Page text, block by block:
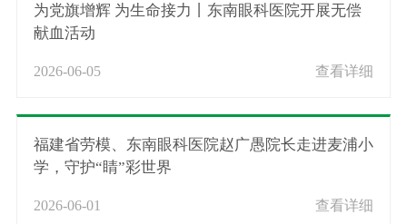
为党旗增辉 为生命接力丨东南眼科医院开展无偿
献血活动
2026-06-05 查看详细
福建省劳模、东南眼科医院赵广愚院长走进麦浦小
学，守护“睛”彩世界
2026-06-01 查看详细